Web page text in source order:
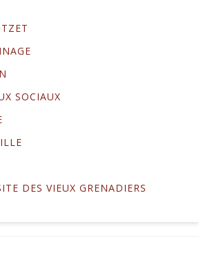
SOCIAUX
DES VIEUX GRENADIERS